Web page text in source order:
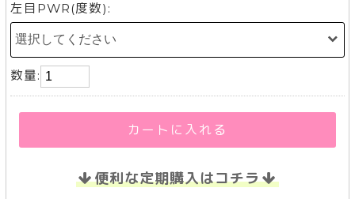
左目PWR(度数):
数量:
カートに入れる
便利な定期購入はコチラ